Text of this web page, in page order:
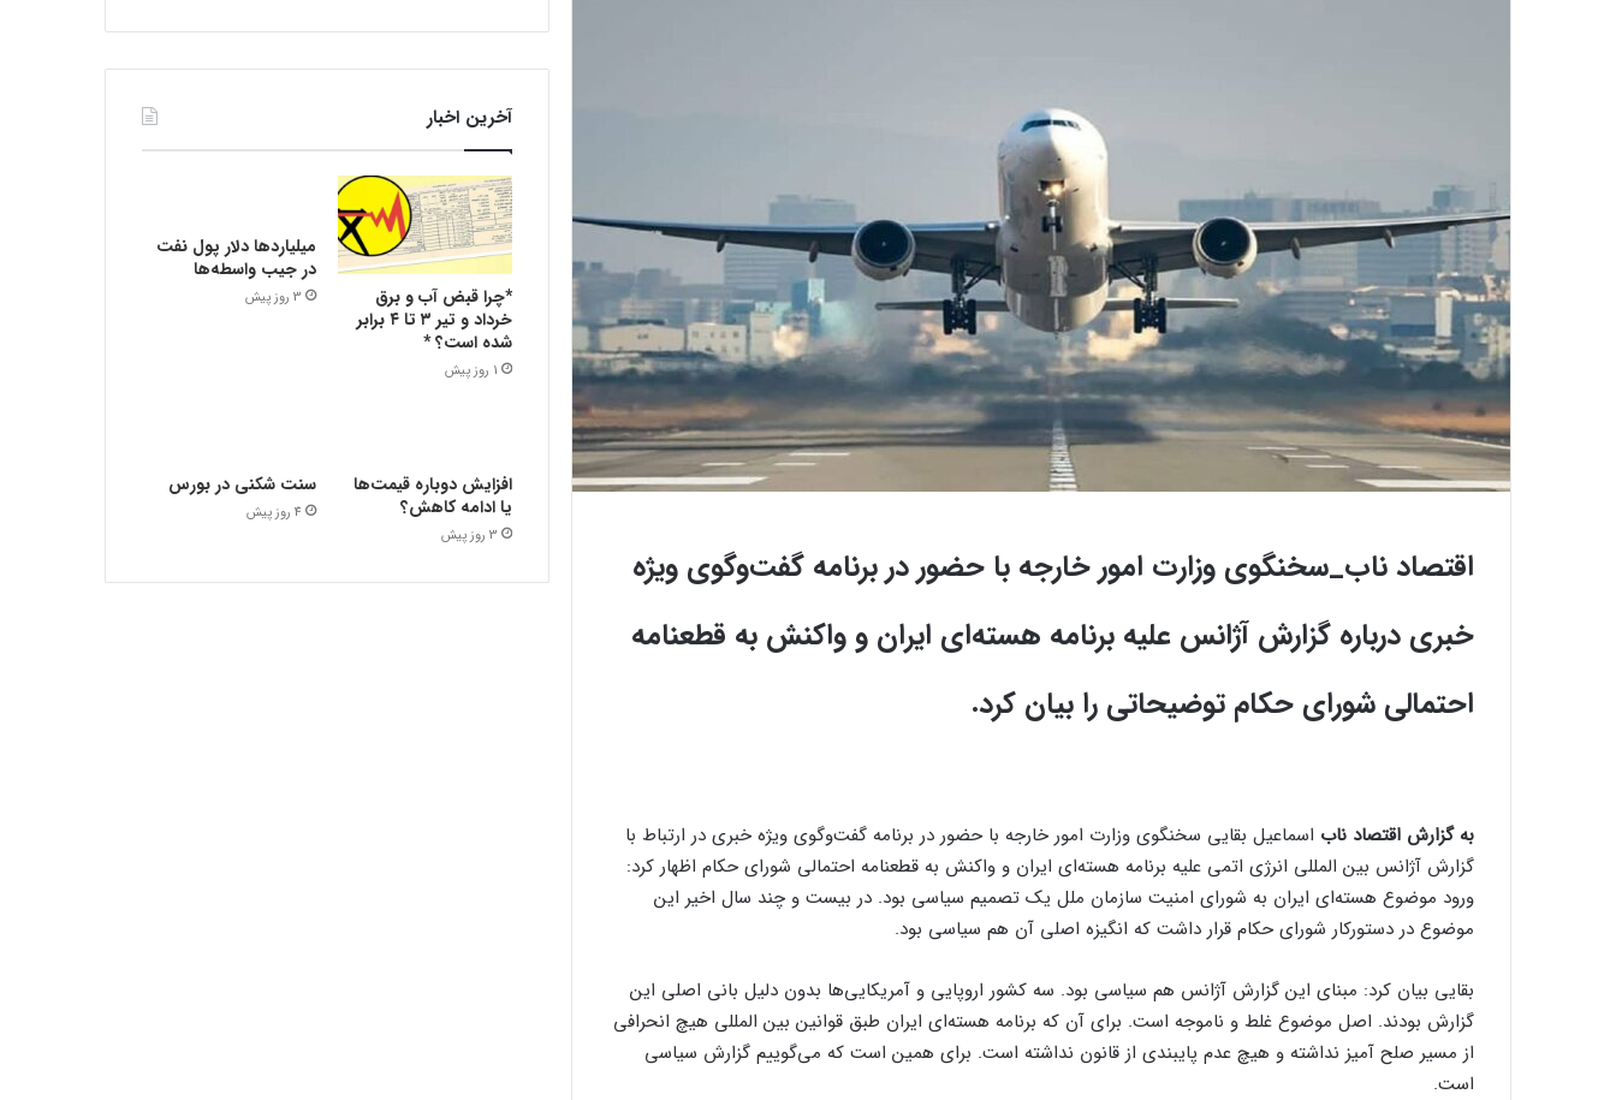
اقتصاد ناب_سخنگوی وزارت امور خارجه با حضور در برنامه گفت‌وگوی ویژه
خبری درباره گزارش آژانس علیه برنامه هسته‌ای ایران و واکنش به قطعنامه
احتمالی شورای حکام توضیحاتی را بیان کرد.
به گزارش اقتصاد ناب اسماعیل بقایی سخنگوی وزارت امور خارجه با حضور در برنامه گفت‌وگوی ویژه خبری در ارتباط با
گزارش آژانس بین المللی انرژی اتمی علیه برنامه هسته‌ای ایران و واکنش به قطعنامه احتمالی شورای حکام اظهار کرد:
ورود موضوع هسته‌ای ایران به شورای امنیت سازمان ملل یک تصمیم سیاسی بود. در بیست و چند سال‌ اخیر این
موضوع در دستورکار شورای حکام قرار داشت که انگیزه اصلی آن هم سیاسی بود.
بقایی بیان کرد: مبنای این گزارش آژانس هم سیاسی بود. سه کشور اروپایی و آمریکایی‌ها بدون دلیل بانی اصلی این
گزارش بودند. اصل موضوع غلط و ناموجه است. برای آن که برنامه هسته‌ای ایران طبق قوانین بین المللی هیچ انحرافی
از مسیر صلح آمیز نداشته و هیچ عدم پایبندی از قانون نداشته است. برای همین است که می‌گوییم گزارش سیاسی
است.
آخرین اخبار
*چرا قبض آب و برق
خرداد و تیر ۳ تا ۴ برابر
شده است؟ *
1 روز پیش
میلیاردها دلار پول نفت
در جیب واسطه‌ها
3 روز پیش
افزایش دوباره قیمت‌ها
یا ادامه کاهش؟
3 روز پیش
سنت شکنی در بورس
4 روز پیش